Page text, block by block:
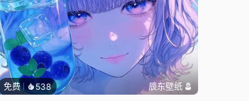
免费 538 辰东壁纸